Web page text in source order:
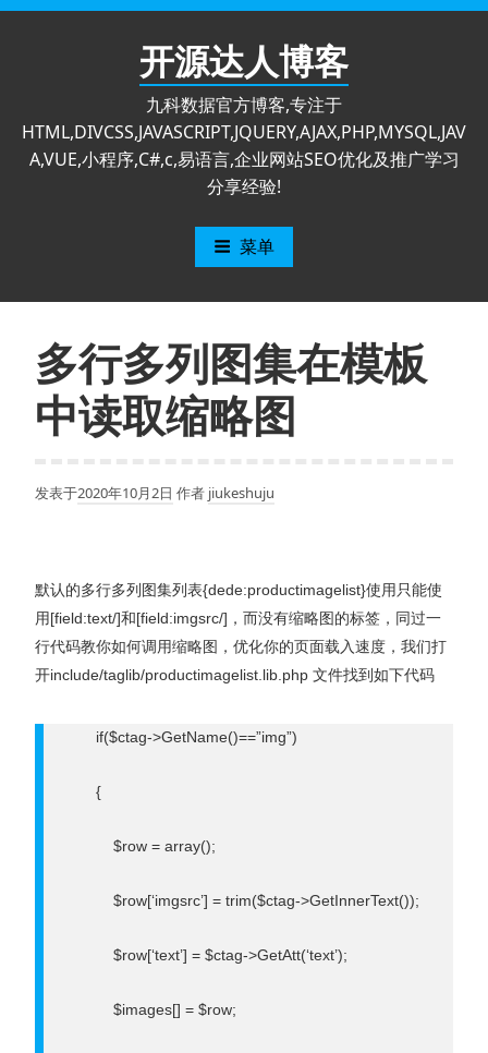
跳
开源达人博客
九科数据官方博客,专注于
HTML,DIVCSS,JAVASCRIPT,JQUERY,AJAX,PHP,MYSQL,JAV
A,VUE,小程序,C#,c,易语言,企业网站SEO优化及推广学习
分享经验!
菜单
多行多列图集在模板
中读取缩略图
发表于2020年10月2日 作者 jiukeshuju
默认的多行多列图集列表{dede:productimagelist}使用只能使
用[field:text/]和[field:imgsrc/]，而没有缩略图的标签，同过一
行代码教你如何调用缩略图，优化你的页面载入速度，我们打
开include/taglib/productimagelist.lib.php 文件找到如下代码
if($ctag->GetName()==”img”)
{
$row = array();
$row[‘imgsrc’] = trim($ctag->GetInnerText());
$row[‘text’] = $ctag->GetAtt(‘text’);
$images[] = $row;